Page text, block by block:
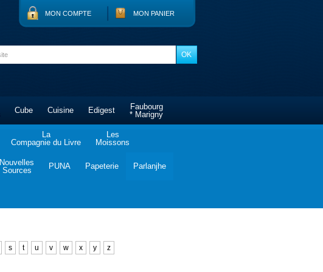
MON COMPTE MON PANIER
Cube Cuisine Edigest
Faubourg
* Marigny
La
Compagnie du Livre
Les
Moissons
Nouvelles
Sources
PUNA Papeterie Parlanjhe
s t u v w x y z